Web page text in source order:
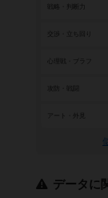
戦略・判断力
アート・外見
データに